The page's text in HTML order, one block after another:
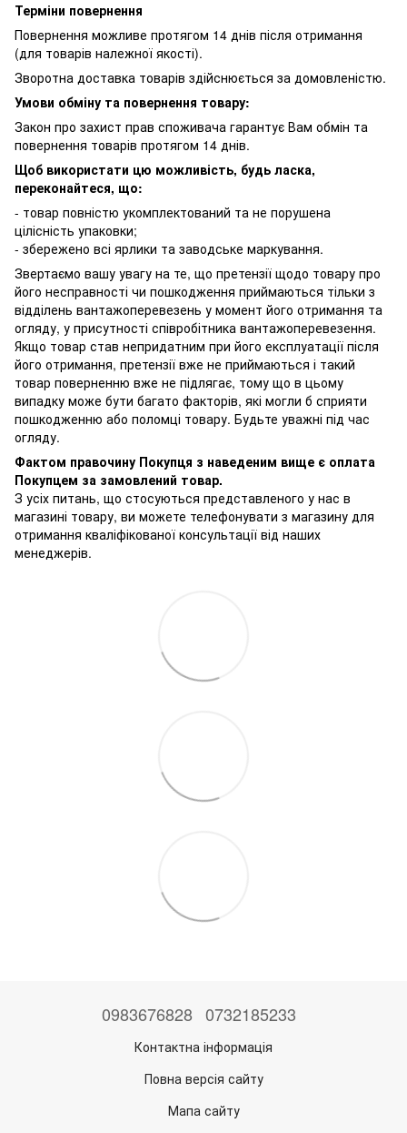
Терміни повернення
Повернення можливе протягом 14 днів після отримання
(для товарів належної якості).
Зворотна доставка товарів здійснюється за домовленістю.
Умови обміну та повернення товару:
Закон про захист прав споживача гарантує Вам обмін та
повернення товарів протягом 14 днів.
Щоб використати цю можливість, будь ласка,
переконайтеся, що:
- товар повністю укомплектований та не порушена
цілісність упаковки;
- збережено всі ярлики та заводське маркування.
Звертаємо вашу увагу на те, що претензії щодо товару про
його несправності чи пошкодження приймаються тільки з
відділень вантажоперевезень у момент його отримання та
огляду, у присутності співробітника вантажоперевезення.
Якщо товар став непридатним при його експлуатації після
його отримання, претензії вже не приймаються і такий
товар поверненню вже не підлягає, тому що в цьому
випадку може бути багато факторів, які могли б сприяти
пошкодженню або поломці товару. Будьте уважні під час
огляду.
Фактом правочину Покупця з наведеним вище є оплата
Покупцем за замовлений товар.
З усіх питань, що стосуються представленого у нас в
магазині товару, ви можете телефонувати з магазину для
отримання кваліфікованої консультації від наших
менеджерів.
0983676828 0732185233
Контактна інформація
Повна версія сайту
Мапа сайту